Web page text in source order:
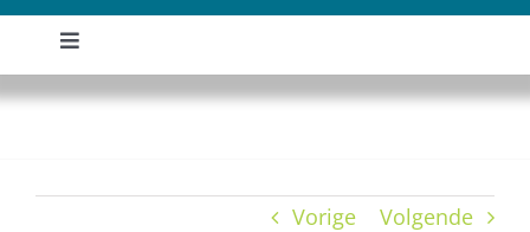
Toggle
Navigation
Home
Vorige Volgende